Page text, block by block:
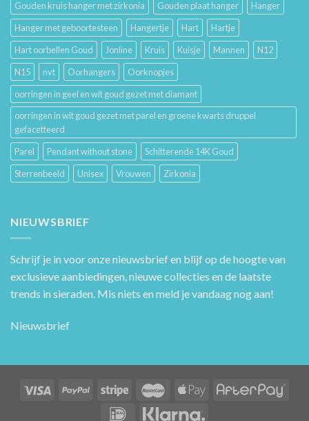
Gouden kruis hanger met zirkonia
Gouden plaat hanger
Hanger
Hanger met geboortesteen
Hangertje Hart
Hartje
Hart oorbellen Goud
Jonline Kruis Kuisje Mannen
N12
N15
nvt Oorhangers
Oorknopjes
oorringen in geel en wit goud gezet met diamant
oorringen in wit goud gezet met parel en groene kwarts druppel
gefacetteerd
Parel
Pendant without stone
Schitterende 14K Goud
Sterrenbeeld
Unisex Vrouwen Zirkonia
NIEUWSBRIEF
Schrijf je in voor onze nieuwsbrief en blijf op de hoogte van
exclusieve aanbiedingen, nieuwe collecties en de laatste
trends in sieraden. Mis niets en meld je vandaag nog aan!
Nieuwsbrief